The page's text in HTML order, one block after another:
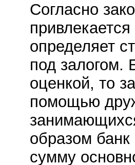
Согласно
определяет
под залогом.
оценкой, то
помощью
образом банк
сумму